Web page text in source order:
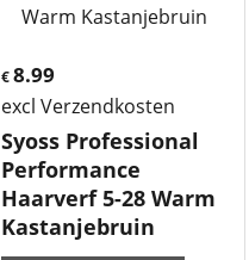
€8.99
excl Verzendkosten
Syoss Professional
Performance
Haarverf 5-28 Warm
Kastanjebruin